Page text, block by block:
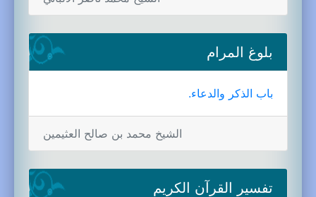
بلوغ المرام
باب الذكر والدعاء.
الشيخ محمد بن صالح العثيمين
تفسير القرآن الكريم